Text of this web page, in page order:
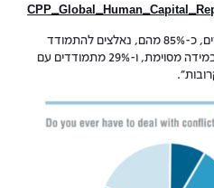
עוד עולה מהמחקר כי רוב העובדים, כ-85% מהם, נאלצים להתמודד
עם קונפליקטים במקום עבודתם במידה מסוימת, ו-29% מתמודדים עם